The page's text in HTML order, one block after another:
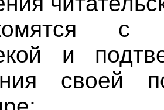
с
и
своей